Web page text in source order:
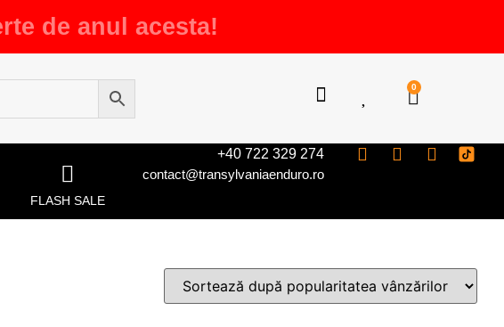
de anul acesta!
0
FLASH SALE
+40 722 329 274
contact@transylvaniaenduro.ro